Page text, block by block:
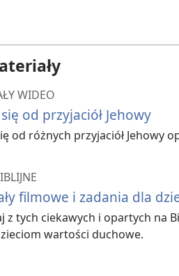
WIDEO
od przyjaciół Jehowy
od różnych przyjaciół Jehowy
filmowe i zadania dla
z tych ciekawych i opartych na
wartości duchowe.